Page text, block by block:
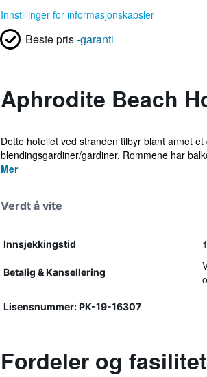
Innstillinger for informasjonskapsler
Beste pris-garanti
Aphrodite Beach
Dette hotellet ved stranden tilbyr blant annet
blendingsgardiner/gardiner. Rommene har
Mer
Verdt å vite
Innsjekkingstid
Betalig & Kansellering
Lisensnummer: РК-19-16307
Fordeler og